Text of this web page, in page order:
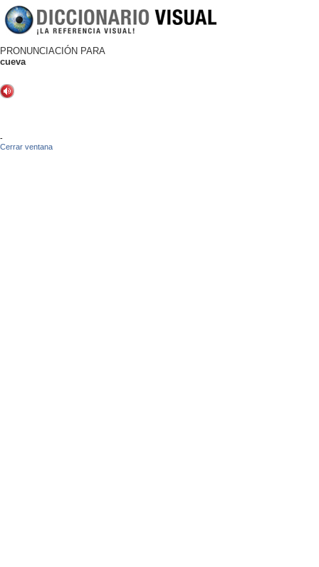
PRONUNCIACIÓN PARA
cueva
-
Cerrar ventana